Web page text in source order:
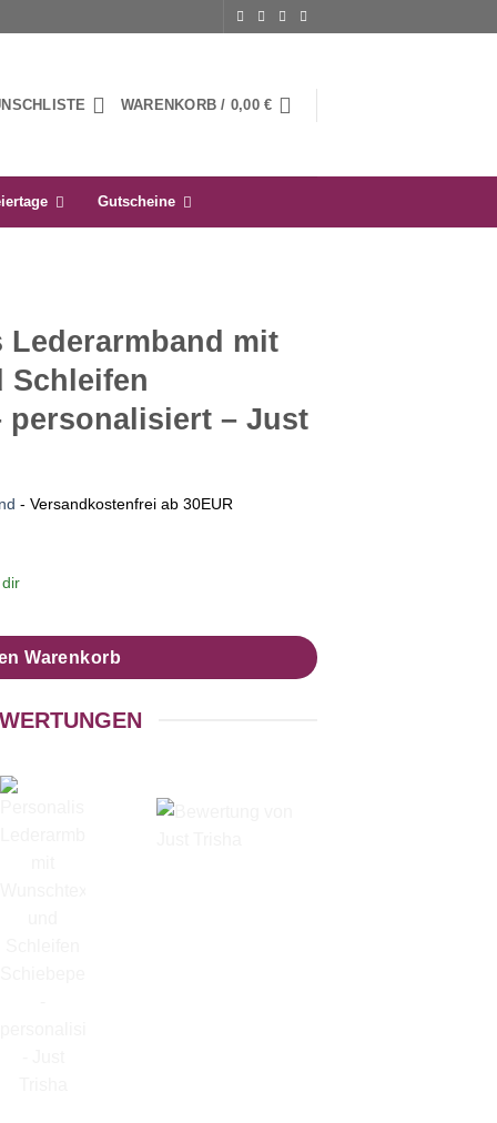
WARENKORB / 0,00€
Gutscheine
Lederarmband mit
Schleifen
personalisiert – Just
- Versandkostenfrei ab 30EUR
Warenkorb